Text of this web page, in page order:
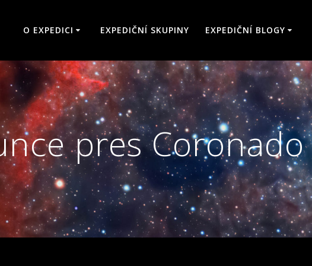
O EXPEDICI EXPEDIČNÍ SKUPINY EXPEDIČNÍ BLOGY
pres Coronado